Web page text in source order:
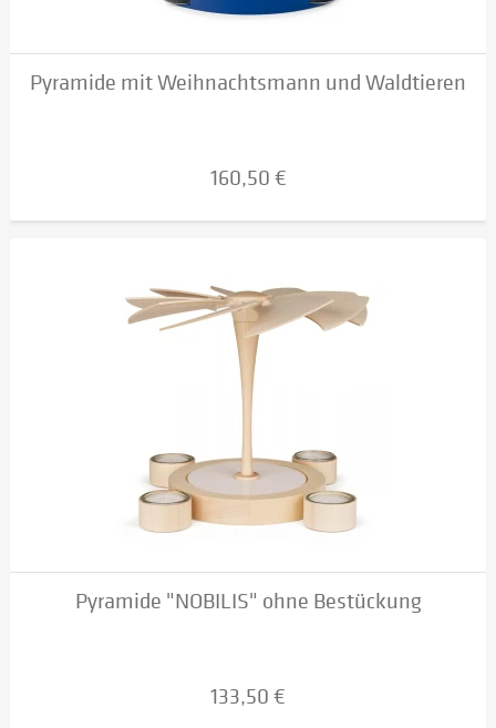
Pyramide mit Weihnachtsmann und Waldtieren
160,50 €
Pyramide "NOBILIS" ohne Bestückung
133,50 €